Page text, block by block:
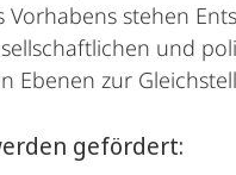
stehen
und
Ebenen zur
gefördert: